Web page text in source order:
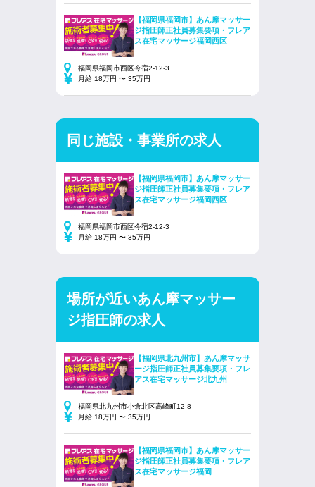
【福岡県福岡市】あん摩マッサー
ジ指圧師正社員募集要項・フレア
ス在宅マッサージ福岡西区
福岡県福岡市西区今宿2-12-3
月給 18万円 〜 35万円
同じ施設・事業所の求人
【福岡県福岡市】あん摩マッサー
ジ指圧師正社員募集要項・フレア
ス在宅マッサージ福岡西区
福岡県福岡市西区今宿2-12-3
月給 18万円 〜 35万円
場所が近いあん摩マッサー
ジ指圧師の求人
【福岡県北九州市】あん摩マッサ
ージ指圧師正社員募集要項・フレ
アス在宅マッサージ北九州
福岡県北九州市小倉北区高峰町12‐8
月給 18万円 〜 35万円
【福岡県福岡市】あん摩マッサー
ジ指圧師正社員募集要項・フレア
ス在宅マッサージ福岡